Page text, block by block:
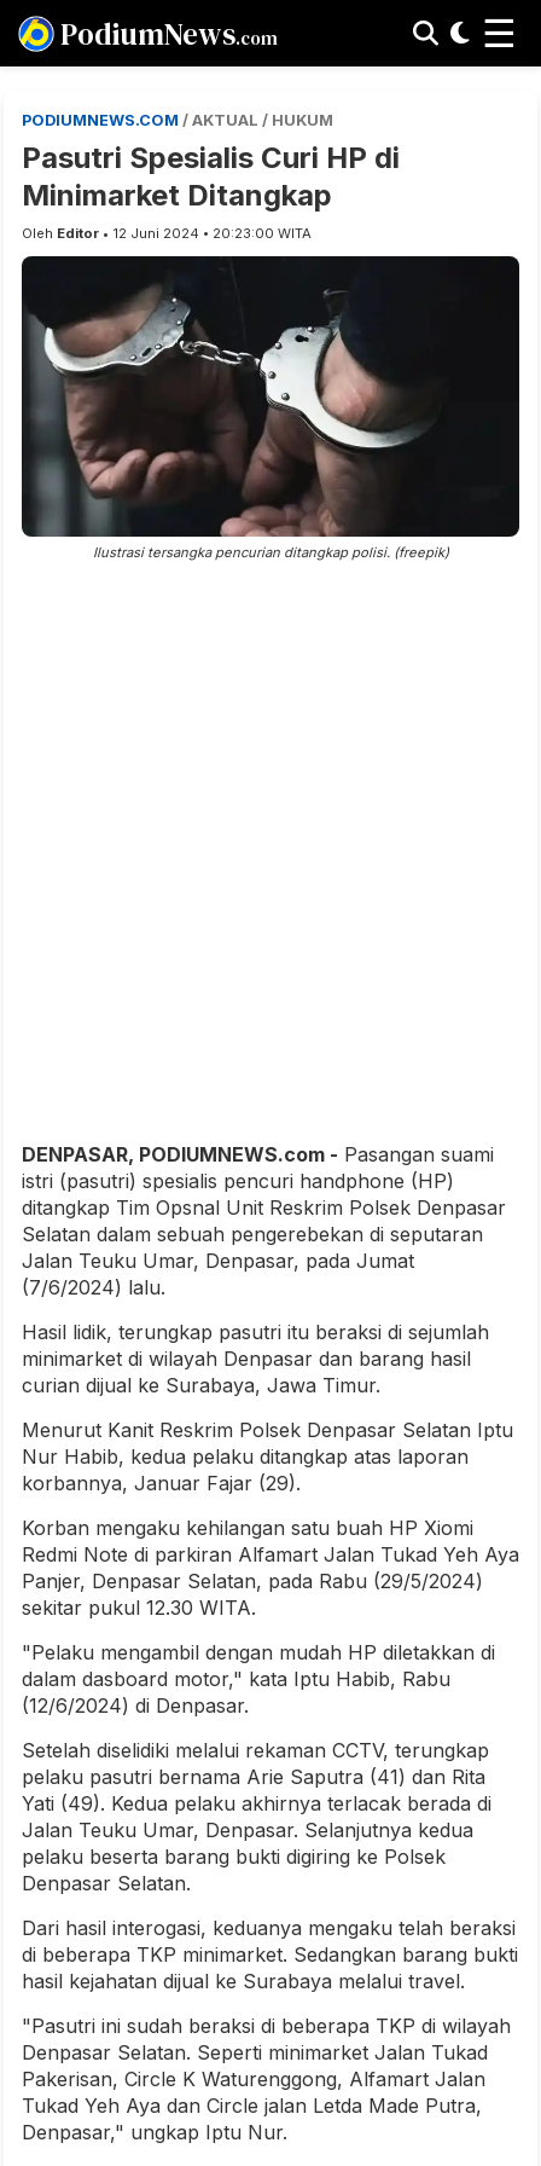
PodiumNews.com ☰
PODIUMNEWS.COM / AKTUAL / HUKUM
Pasutri Spesialis Curi HP di
Minimarket Ditangkap
Oleh Editor • 12 Juni 2024 • 20:23:00 WITA
Ilustrasi tersangka pencurian ditangkap polisi. (freepik)
DENPASAR, PODIUMNEWS.com - Pasangan suami
istri (pasutri) spesialis pencuri handphone (HP)
ditangkap Tim Opsnal Unit Reskrim Polsek Denpasar
Selatan dalam sebuah pengerebekan di seputaran
Jalan Teuku Umar, Denpasar, pada Jumat
(7/6/2024) lalu.
Hasil lidik, terungkap pasutri itu beraksi di sejumlah
minimarket di wilayah Denpasar dan barang hasil
curian dijual ke Surabaya, Jawa Timur.
Menurut Kanit Reskrim Polsek Denpasar Selatan Iptu
Nur Habib, kedua pelaku ditangkap atas laporan
korbannya, Januar Fajar (29).
Korban mengaku kehilangan satu buah HP Xiomi
Redmi Note di parkiran Alfamart Jalan Tukad Yeh Aya
Panjer, Denpasar Selatan, pada Rabu (29/5/2024)
sekitar pukul 12.30 WITA.
"Pelaku mengambil dengan mudah HP diletakkan di
dalam dasboard motor," kata Iptu Habib, Rabu
(12/6/2024) di Denpasar.
Setelah diselidiki melalui rekaman CCTV, terungkap
pelaku pasutri bernama Arie Saputra (41) dan Rita
Yati (49). Kedua pelaku akhirnya terlacak berada di
Jalan Teuku Umar, Denpasar. Selanjutnya kedua
pelaku beserta barang bukti digiring ke Polsek
Denpasar Selatan.
Dari hasil interogasi, keduanya mengaku telah beraksi
di beberapa TKP minimarket. Sedangkan barang bukti
hasil kejahatan dijual ke Surabaya melalui travel.
"Pasutri ini sudah beraksi di beberapa TKP di wilayah
Denpasar Selatan. Seperti minimarket Jalan Tukad
Pakerisan, Circle K Waturenggong, Alfamart Jalan
Tukad Yeh Aya dan Circle jalan Letda Made Putra,
Denpasar," ungkap Iptu Nur.